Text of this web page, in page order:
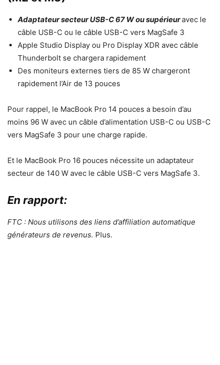
Adaptateur secteur USB-C 67 W ou supérieuravec le
câble USB-C ou le câble USB-C vers MagSafe 3
Apple Studio Display ou Pro Display XDR avec câble
Thunderbolt se chargera rapidement
Des moniteurs externes tiers de 85 W chargeront
rapidement l’Air de 13 pouces
Pour rappel, le MacBook Pro 14 pouces a besoin d’au
moins 96 W avec un câble d’alimentation USB-C ou USB-C
vers MagSafe 3 pour une charge rapide.
Et le MacBook Pro 16 pouces nécessite un adaptateur
secteur de 140 W avec le câble USB-C vers MagSafe 3.
En rapport:
FTC : Nous utilisons des liens d’affiliation automatique
générateurs de revenus. Plus.